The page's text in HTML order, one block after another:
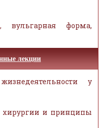
вульгарная форма,
лекции
у
хирургии и принципы